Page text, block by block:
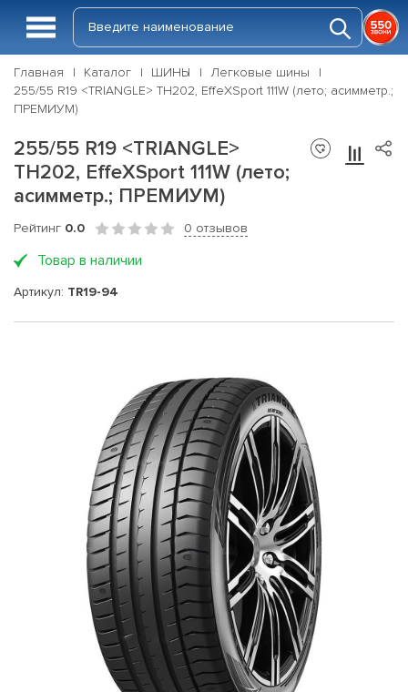
Главная Каталог ШИНЫ
Легковые шины
255/55 R19 <TRIANGLE> TH202, EffeXSport 111W (лето; асимметр.;
ПРЕМИУМ)
255/55 R19 <TRIANGLE>
TH202, EffeXSport 111W (лето;
асимметр.; ПРЕМИУМ)
Рейтинг 0.0 0 отзывов
Товар в наличии
Артикул: TR19-94